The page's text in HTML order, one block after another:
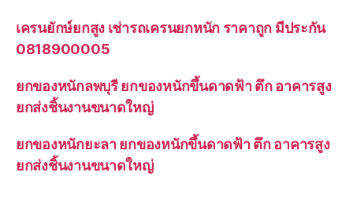
เครนยักษ์ยกสูง เช่ารถเครนยกหนัก ราคาถูก มีประกัน
0818900005
ยกของหนักลพบุรี ยกของหนักขึ้นดาดฟ้า ตึก อาคารสูง
ยกส่งชิ้นงานขนาดใหญ่
ยกของหนักยะลา ยกของหนักขึ้นดาดฟ้า ตึก อาคารสูง
ยกส่งชิ้นงานขนาดใหญ่